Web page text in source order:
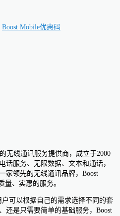
Boost Mobile优惠码
无线通讯服务提供商，成立于2000
话服务、无限数据、文本和通话，
家领先的无线通讯品牌，Boost
量、实惠的服务。
可以根据自己的需求选择不同的套
还是只需要简单的基础服务，Boost